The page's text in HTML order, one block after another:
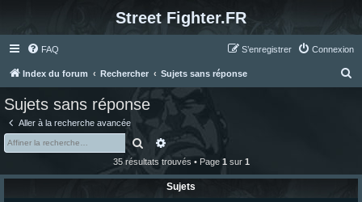
Street Fighter.FR
FAQ Connexion
S’enregistrer
Index du forum Rechercher Sujets sans réponse
Sujets sans réponse
Aller à la recherche avancée
RechercherRecherche avancée
35 résultats trouvés • Page 1 sur 1
Sujets